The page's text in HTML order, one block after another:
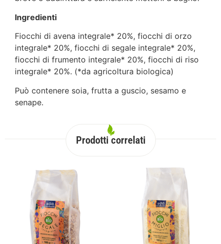
Ingredienti
Fiocchi di avena integrale* 20%, fiocchi di orzo
integrale* 20%, fiocchi di segale integrale* 20%,
fiocchi di frumento integrale* 20%, fiocchi di riso
integrale* 20%. (*da agricoltura biologica)
Può contenere soia, frutta a guscio, sesamo e
senape.
Prodotti correlati